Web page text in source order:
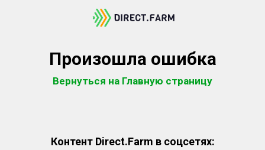
Произошла ошибка
Вернуться на Главную страницу
Контент Direct.Farm в соцсетях: